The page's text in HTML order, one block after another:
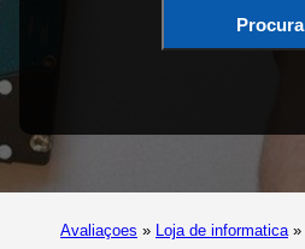
Procura
Avaliaçoes » Loja de informatica »